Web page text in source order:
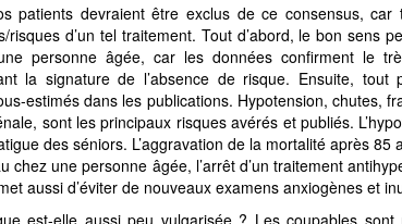
patients devraient être exclus de ce consensus, car
d’un tel traitement. Tout d’abord, le bon sens
personne âgée, car les données confirment le
la signature de l’absence de risque. Ensuite, tout
estimés dans les publications. Hypotension, chutes,
sont les principaux risques avérés et publiés.
des séniors. L’aggravation de la mortalité après 85
chez une personne âgée, l’arrêt d’un traitement
aussi d’éviter de nouveaux examens anxiogènes et
est-elle aussi peu vulgarisée ? Les coupables